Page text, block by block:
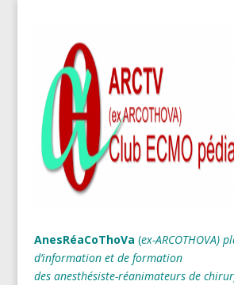
AnesRéaCoThoVa (ex-ARCOTHOVA)
d’information et de formation
des anesthésiste-réanimateurs de